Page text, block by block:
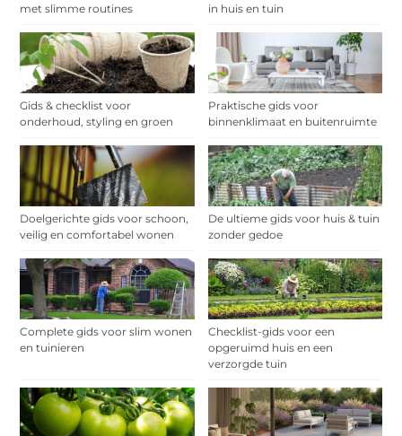
met slimme routines in huis en tuin
Gids & checklist voor
onderhoud, styling en groen
Praktische gids voor
binnenklimaat en buitenruimte
Doelgerichte gids voor schoon,
veilig en comfortabel wonen
De ultieme gids voor huis & tuin
zonder gedoe
Complete gids voor slim wonen
en tuinieren
Checklist-gids voor een
opgeruimd huis en een
verzorgde tuin